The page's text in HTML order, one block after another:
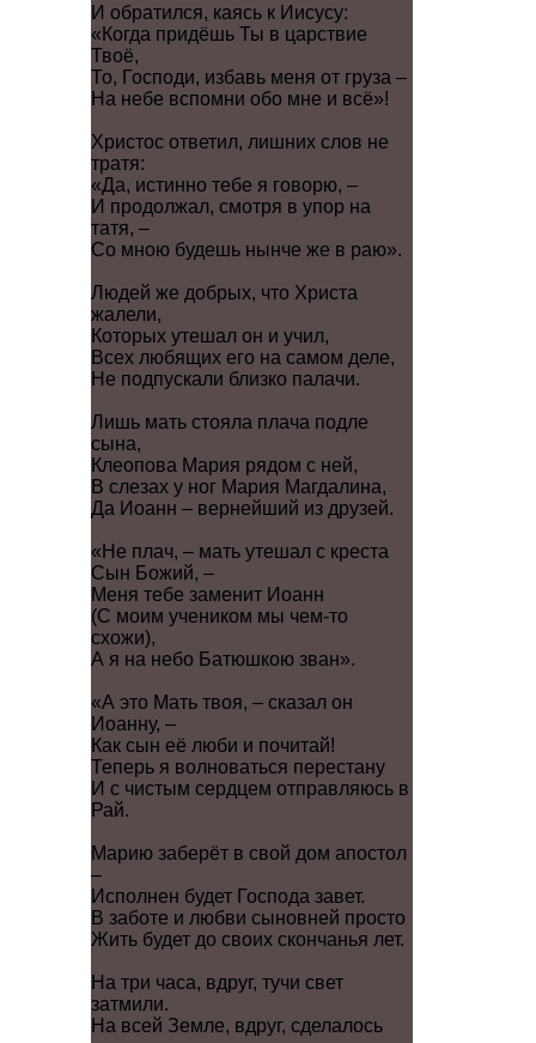
И обратился, каясь к Иисусу:
«Когда придёшь Ты в царствие
Твоё,
То, Господи, избавь меня от груза –
На небе вспомни обо мне и всё»!
Христос ответил, лишних слов не
тратя:
«Да, истинно тебе я говорю, –
И продолжал, смотря в упор на
татя, –
Со мною будешь нынче же в раю».
Людей же добрых, что Христа
жалели,
Которых утешал он и учил,
Всех любящих его на самом деле,
Не подпускали близко палачи.
Лишь мать стояла плача подле
сына,
Клеопова Мария рядом с ней,
В слезах у ног Мария Магдалина,
Да Иоанн – вернейший из друзей.
«Не плач, – мать утешал с креста
Сын Божий, –
Меня тебе заменит Иоанн
(С моим учеником мы чем-то
схожи),
А я на небо Батюшкою зван».
«А это Мать твоя, – сказал он
Иоанну, –
Как сын её люби и почитай!
Теперь я волноваться перестану
И с чистым сердцем отправляюсь в
Рай.
Марию заберёт в свой дом апостол
–
Исполнен будет Господа завет.
В заботе и любви сыновней просто
Жить будет до своих скончанья лет.
На три часа, вдруг, тучи свет
затмили.
На всей Земле, вдруг, сделалось